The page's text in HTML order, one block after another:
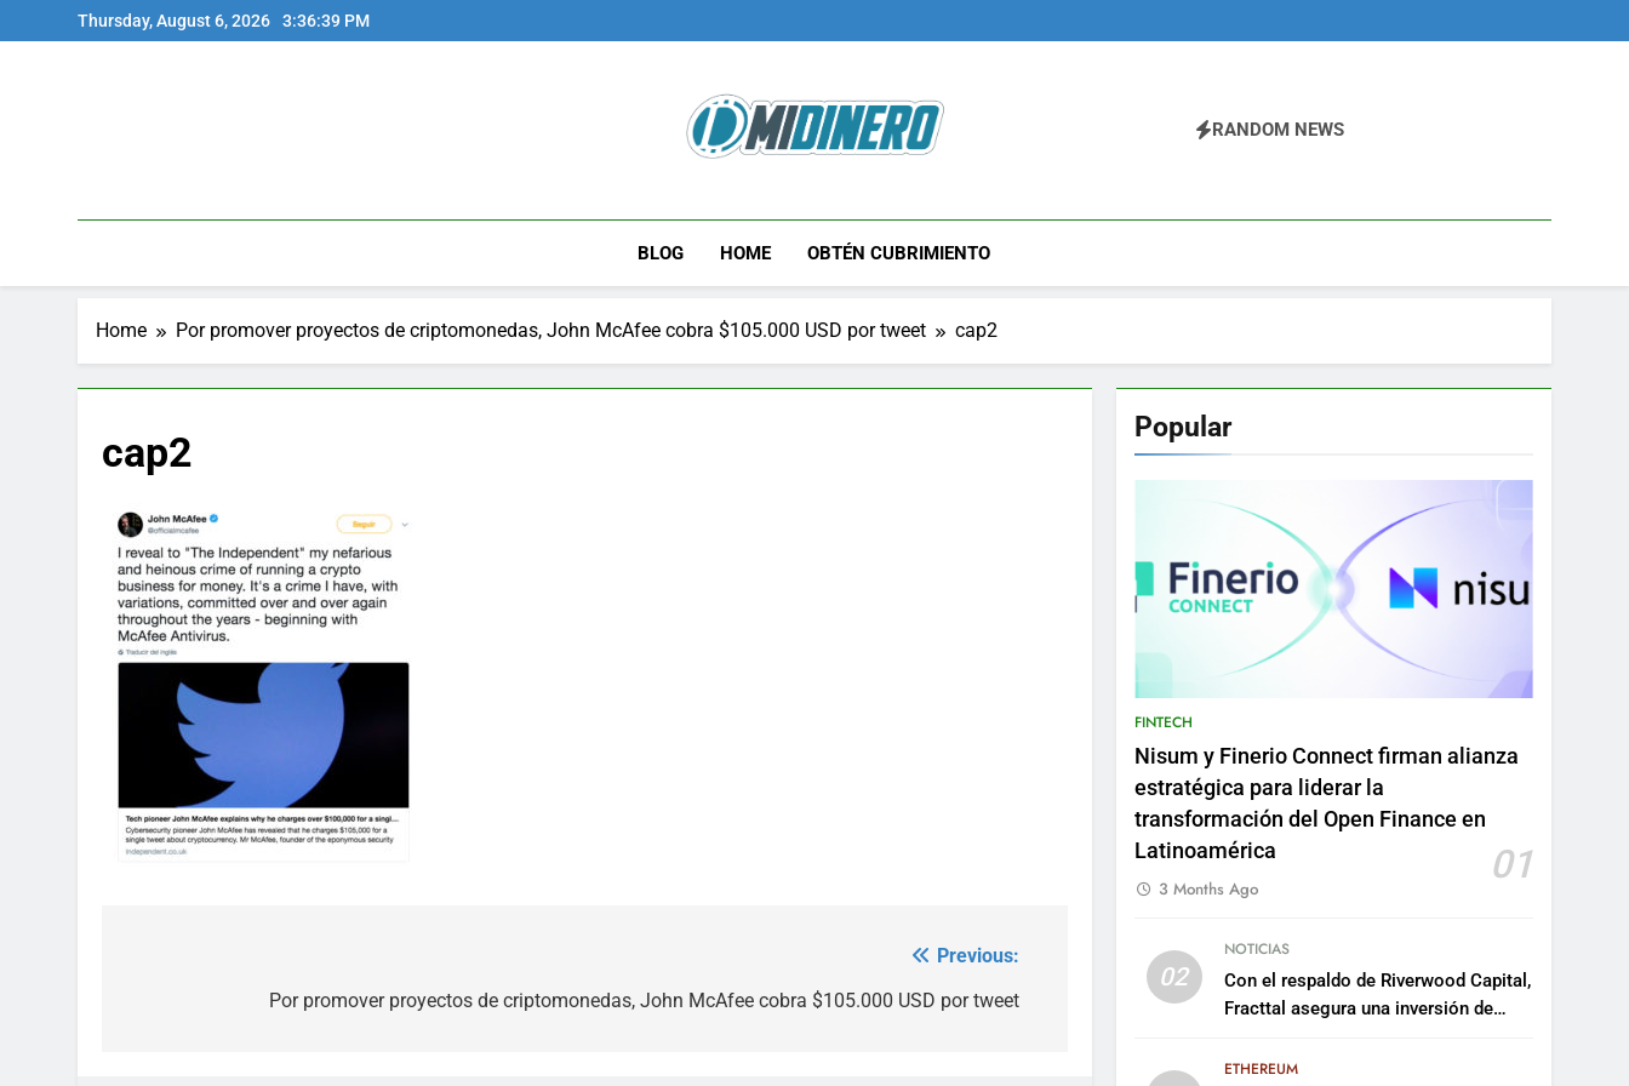
to
Thursday, August 6, 2026 3:36:39 PM
Midinero.co
RANDOM NEWS
BLOG HOME OBTÉN CUBRIMIENTO
Home Por promover proyectos de criptomonedas, John McAfee cobra $105.000 USD por tweet cap2
cap2
Previous:
Por promover proyectos de criptomonedas, John McAfee cobra $105.000 USD por tweet
Popular
FINTECH
Nisum y Finerio Connect firman alianza
estratégica para liderar la
transformación del Open Finance en
Latinoamérica
01
3 Months Ago
02
NOTICIAS
Con el respaldo de Riverwood Capital,
Fracttal asegura una inversión de
plataforma
ETHEREUM